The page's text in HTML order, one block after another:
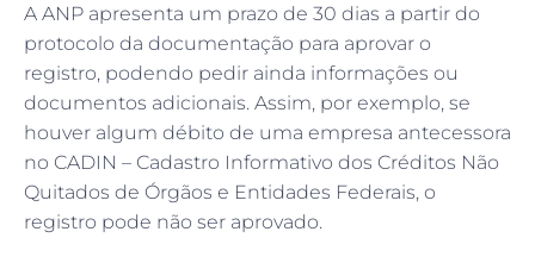
A ANP apresenta um prazo de 30 dias a partir do
protocolo da documentação para aprovar o
registro, podendo pedir ainda informações ou
documentos adicionais. Assim, por exemplo, se
houver algum débito de uma empresa antecessora
no CADIN – Cadastro Informativo dos Créditos Não
Quitados de Órgãos e Entidades Federais, o
registro pode não ser aprovado.